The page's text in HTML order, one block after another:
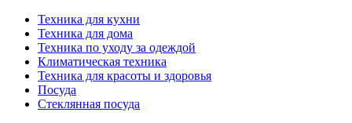
Техника для кухни
Техника для дома
Техника по уходу за одеждой
Климатическая техника
Техника для красоты и здоровья
Посуда
Стеклянная посуда